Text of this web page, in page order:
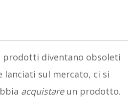
prodotti diventano obsoleti
lanciati sul mercato, ci si
acquistare un prodotto.